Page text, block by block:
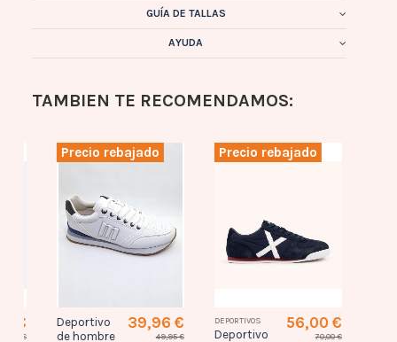
GUÍA DE TALLAS
AYUDA
TAMBIEN TE RECOMENDAMOS:
Precio rebajado
Deportivo
de hombre
39,96 €
49,95 €
Precio rebajado
DEPORTIVOS
Deportivo
56,00 €
70,00 €